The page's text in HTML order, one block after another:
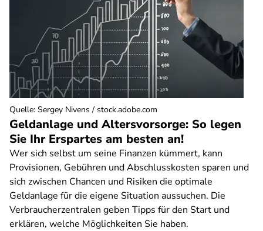
Geldanlage und Altersvorsorge: So legen
Sie Ihr Erspartes am besten an!
Wer sich selbst um seine Finanzen kümmert, kann
Provisionen, Gebühren und Abschlusskosten sparen und
sich zwischen Chancen und Risiken die optimale
Geldanlage für die eigene Situation aussuchen. Die
Verbraucherzentralen geben Tipps für den Start und
erklären, welche Möglichkeiten Sie haben.
Quelle: Sergey Nivens / stock.adobe.com